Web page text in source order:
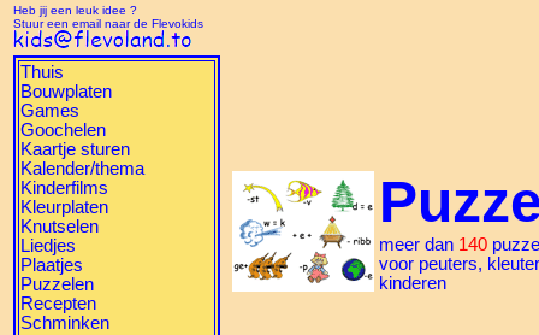
Heb jij een leuk idee ?
Stuur een email naar de Flevokids
Thuis
Bouwplaten
Games
Goochelen
Kaartje sturen
Kalender/thema
Kinderfilms
Kleurplaten
Knutselen
Liedjes
Plaatjes
Puzzelen
Recepten
Schminken
meer dan 140
voor peuters,
kinderen